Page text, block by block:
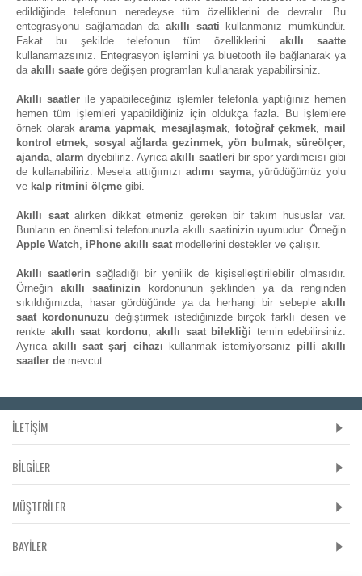
edildiğinde telefonun neredeyse tüm özelliklerini de devralır. Bu
entegrasyonu sağlamadan da akıllı saati
kullanmanız mümkündür.
Fakat bu şekilde telefonun tüm özelliklerini akıllı saatte
kullanamazsınız. Entegrasyon işlemini ya bluetooth ile bağlanarak ya
da akıllı saate göre değişen programları kullanarak yapabilirsiniz.
Akıllı saatler ile yapabileceğiniz işlemler telefonla yaptığınız hemen
hemen tüm işlemleri yapabildiğiniz için oldukça fazla. Bu işlemlere
örnek olarakarama yapmak, mesajlaşmak, fotoğraf çekmek, mail
kontrol etmek, sosyal ağlarda gezinmek,yön bulmak,süreölçer,
ajanda,alarm diyebiliriz. Ayrıcaakıllı saatleri bir spor yardımcısı gibi
de kullanabiliriz. Mesela attığımızı adımı sayma, yürüdüğümüz yolu
ve kalp ritmini ölçme gibi.
Akıllı saatalırken dikkat etmeniz gereken bir takım hususlar var.
Bunların en önemlisi telefonunuzla akıllı saatinizin uyumudur. Örneğin
Apple Watch, iPhone akıllı saat modellerini destekler ve çalışır.
Akıllı saatlerin sağladığı bir yenilik de kişiselleştirilebilir olmasıdır.
Örneğin akıllı saatinizin kordonunun şeklinden ya da renginden
sıkıldığınızda, hasar gördüğünde ya da herhangi bir sebeple akıllı
saat kordonunuzu değiştirmek istediğinizde birçok farklı desen ve
renkte akıllı saat kordonu, akıllı saat bilekliği temin edebilirsiniz.
Ayrıcaakıllı saat şarj cihazı kullanmak istemiyorsanız pilli akıllı
saatler de mevcut.
İLETİŞİM
BILGILER
MÜŞTERILER
BAYILER